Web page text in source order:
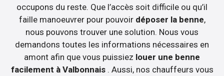
occupons du reste. Que l’accès soit difficile ou qu’il
faille manoeuvrer pour pouvoir déposer la benne,
nous pouvons trouver une solution. Nous vous
demandons toutes les informations nécessaires en
amont afin que vous puissiez louer une benne
facilement à Valbonnais . Aussi, nos chauffeurs vous